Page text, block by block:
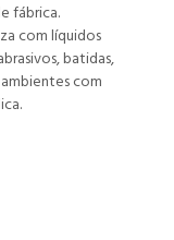
fábrica.
com líquidos
batidas,
com